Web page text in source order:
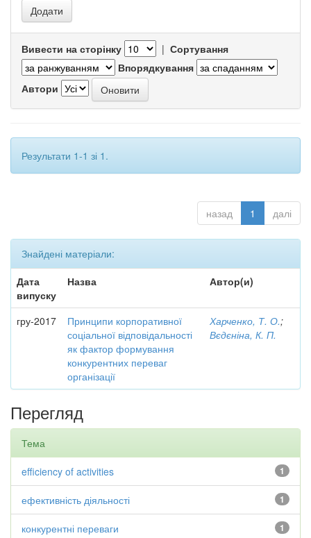
Вивести на сторінку | Сортування
Впорядкування
Автори
Результати 1-1 зі 1.
назад 1 далі
Знайдені матеріали:
Дата
випуску
Назва Автор(и)
гру-2017
Принципи корпоративної
соціальної відповідальності
як фактор формування
конкурентних переваг
організації
Харченко, Т. О.;
Вєдєніна, К. П.
Перегляд
Тема
1
efficiency of activities
1
ефективність діяльності
1
конкурентні переваги